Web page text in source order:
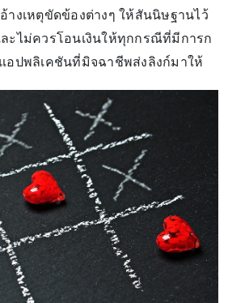
างเหตุขัดข้องต่างๆ ให้สันนิษฐานไว้
ะไม่ควรโอนเงินให้ทุกกรณีที่มีการก
อปพลิเคชันที่มิจฉาชีพส่งลิงก์มาให้